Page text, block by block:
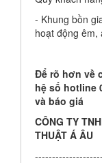
- Khung bồn
hoạt động êm,
Để rõ hơn về
hệ số hotline
và báo giá
CÔNG TY
THUẬT Á ÂU